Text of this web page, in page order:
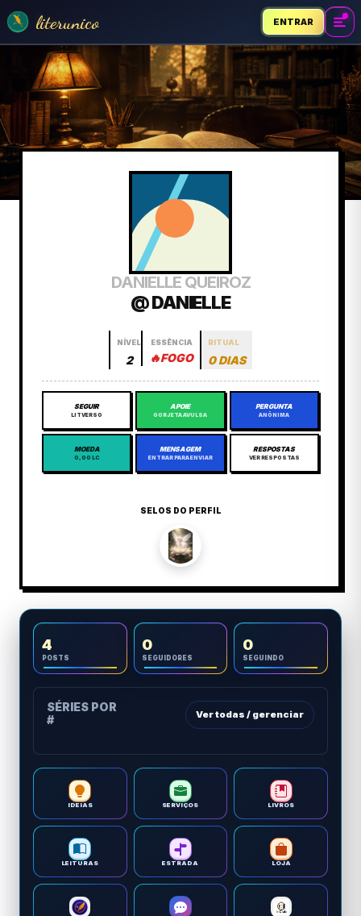
literunico ENTRAR
DANIELLE QUEIROZ
@ DANIELLE
NÍVEL
2
ESSÊNCIA
🔥FOGO
RITUAL
0 DIAS
SEGUIR
LITVERSO
APOIE
GORJETA AVULSA
PERGUNTA
ANÔNIMA
MOEDA
0,00 LC
MENSAGEM
ENTRAR PARA ENVIAR
RESPOSTAS
VER RESPOSTAS
SELOS DO PERFIL
4
POSTS
0
SEGUIDORES
0
SEGUINDO
SÉRIES POR
#
Ver todas / gerenciar
IDEIAS SERVIÇOS LIVROS
LEITURAS ESTRADA LOJA